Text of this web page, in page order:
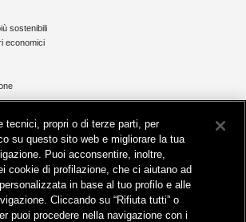
sostenibili
economici
tecnici, propri o di terze parti, per
su questo sito web e migliorare la tua
Puoi acconsentire, inoltre,
cookie di profilazione, che ci aiutano ad
in base al tuo profilo e alle
Cliccando su “Rifiuta tutti” o
puoi procedere nella navigazione con i